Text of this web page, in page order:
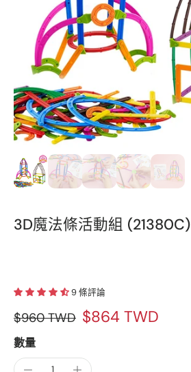
3D魔法條活動組 (21380C)
9 條評論
$960 TWD $864 TWD
數量